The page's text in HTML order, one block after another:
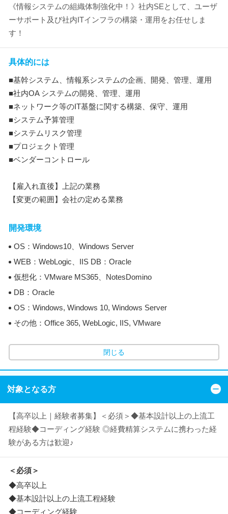
《情報システムの組織体制強化中！》社内SEとして、ユーザ
ーサポート及び社内ITインフラの構築・運用をお任せしま
す！
具体的には
■基幹システム、情報系システムの企画、開発、管理、運用
■社内OA システムの開発、管理、運用
■ネットワーク等のIT基盤に関する構築、保守、運用
■システム予算管理
■システムリスク管理
■プロジェクト管理
■ベンダーコントロール
【雇入れ直後】上記の業務
【変更の範囲】会社の定める業務
開発環境
OS：Windows10、Windows Server
WEB：WebLogic、IIS DB：Oracle
仮想化：VMware MS365、NotesDomino
DB：Oracle
OS：Windows, Windows 10, Windows Server
その他：Office 365, WebLogic, IIS, VMware
閉じる
対象となる方
【高卒以上｜経験者募集】＜必須＞◆基本設計以上の上流工
程経験◆コーディング経験 ◎経費精算システムに携わった経
験がある方は歓迎♪
＜必須＞
◆高卒以上
◆基本設計以上の上流工程経験
◆コーディング経験